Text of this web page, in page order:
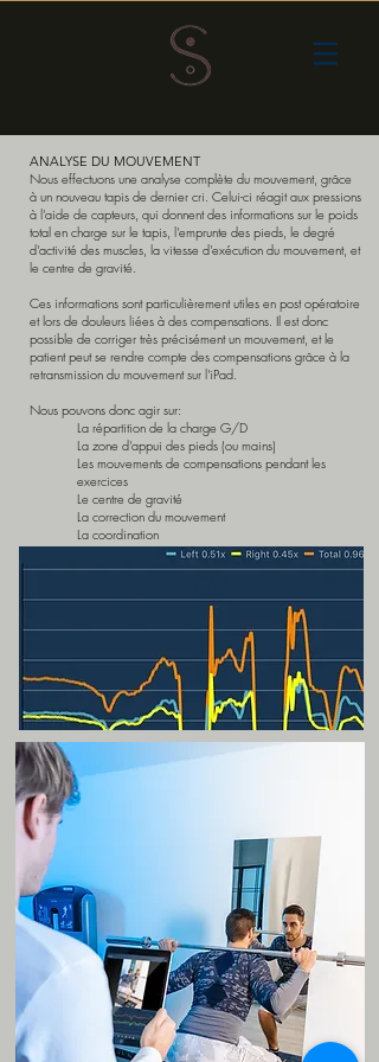
ANALYSE DU MOUVEMENT
Nous effectuons une analyse complète du mouvement, grâce
à un nouveau tapis de dernier cri. Celui-ci réagit aux pressions
à l'aide de capteurs, qui donnent des informations sur le poids
total en charge sur le tapis, l'emprunte des pieds, le degré
d'activité des muscles, la vitesse d'exécution du mouvement, et
le centre de gravité.
Ces informations sont particulièrement utiles en post opératoire
et lors de douleurs liées à des compensations. Il est donc
possible de corriger très précisément un mouvement, et le
patient peut se rendre compte des compensations grâce à la
retransmission du mouvement sur l'iPad.
Nous pouvons donc agir sur:
​La répartition de la charge G/D
La zone d'appui des pieds (ou mains)
Les mouvements de compensations pendant les
exercices
Le centre de gravité
La correction du mouvement
La coordination